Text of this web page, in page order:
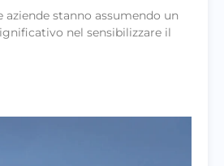
stanno assumendo un
nel sensibilizzare il